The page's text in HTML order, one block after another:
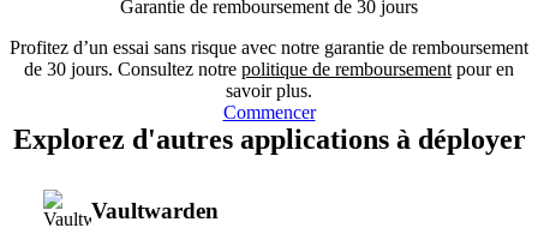
Garantie de remboursement de 30 jours
Profitez d’un essai sans risque avec notre garantie de remboursement
de 30 jours. Consultez notre politique de remboursement pour en
savoir plus.
Commencer
Explorez d'autres applications à déployer
Vaultwarden